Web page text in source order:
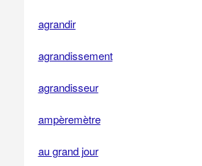
agrandir
agrandissement
agrandisseur
ampèremètre
au grand jour